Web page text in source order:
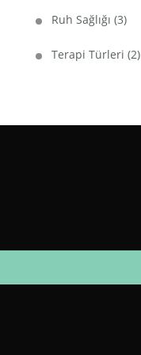
Ruh Sağlığı (3)
Terapi Türleri (2)